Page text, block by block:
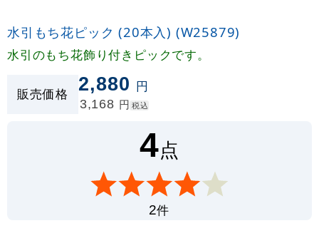
水引もち花ピック (20本入) (W25879)
水引のもち花飾り付きピックです。
販売価格 2,880 円
3,168 円 税込
4点
2件